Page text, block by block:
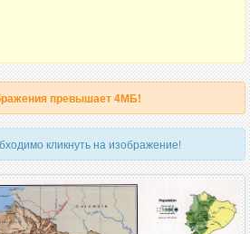
превышает 4МБ!
кликнуть на изображение!